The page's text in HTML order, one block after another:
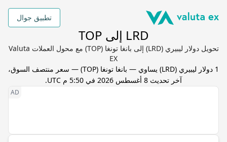
تطبيق جوال
LRD إلى TOP
تحويل دولار ليبيري (LRD) إلى بانغا تونغا (TOP) مع محول العملات Valuta
EX
1 دولار ليبيري (
LRD) يساوي — بانغا تونغا (
TOP) — سعر منتصف السوق،
آخر تحديث 8 أغسطس 2026 في 5:50 م UTC .